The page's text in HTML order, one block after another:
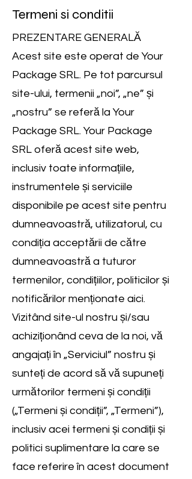
Termeni si conditii
PREZENTARE GENERALĂ
Acest site este operat de Your
Package SRL. Pe tot parcursul
site-ului, termenii „noi”, „ne” și
„nostru” se referă la Your
Package SRL. Your Package
SRL oferă acest site web,
inclusiv toate informațiile,
instrumentele și serviciile
disponibile pe acest site pentru
dumneavoastră, utilizatorul, cu
condiția acceptării de către
dumneavoastră a tuturor
termenilor, condițiilor, politicilor și
notificărilor menționate aici.
Vizitând site-ul nostru și/sau
achiziționând ceva de la noi, vă
angajați în „Serviciul” nostru și
sunteți de acord să vă supuneți
următorilor termeni și condiții
(„Termeni și condiții”, „Termeni”),
inclusiv acei termeni și condiții și
politici suplimentare la care se
face referire în acest document